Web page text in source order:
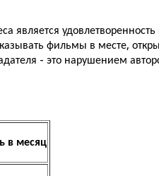
фильмы в месте,
- это нарушением
в месяц